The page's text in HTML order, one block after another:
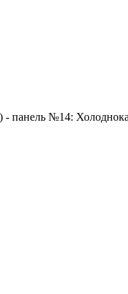
№14: